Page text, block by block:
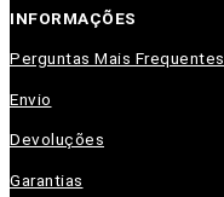
INFORMAÇÕES
Perguntas Mais Frequentes
Envio
Devoluções
Garantias